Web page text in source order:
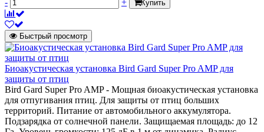
-
+ Купить
Быстрый просмотр
Биоакустическая установка Bird Gard Super Pro AMP для
защиты от птиц
Bird Gard Super Pro AMP - Мощная биоакустическая установка
для отпугивания птиц. Для защиты от птиц больших
территорий. Питание от автомобильного аккумулятора.
Подзарядка от солнечной панели. Защищаемая площадь: до 12